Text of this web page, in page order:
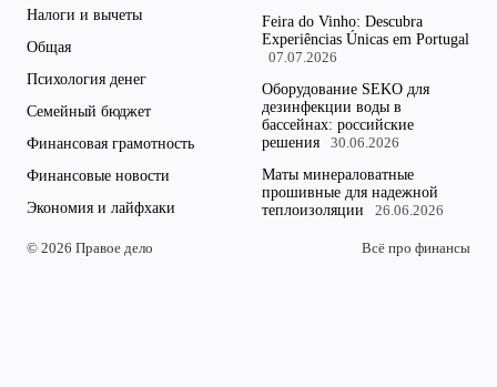
Налоги и вычеты
Общая
Психология денег
Семейный бюджет
Финансовая грамотность
Финансовые новости
Экономия и лайфхаки
Feira do Vinho: Descubra
Experiências Únicas em Portugal
07.07.2026
Оборудование SEKO для
дезинфекции воды в
бассейнах: российские
решения
30.06.2026
Маты минераловатные
прошивные для надежной
теплоизоляции
26.06.2026
© 2026 Правое дело Всё про финансы